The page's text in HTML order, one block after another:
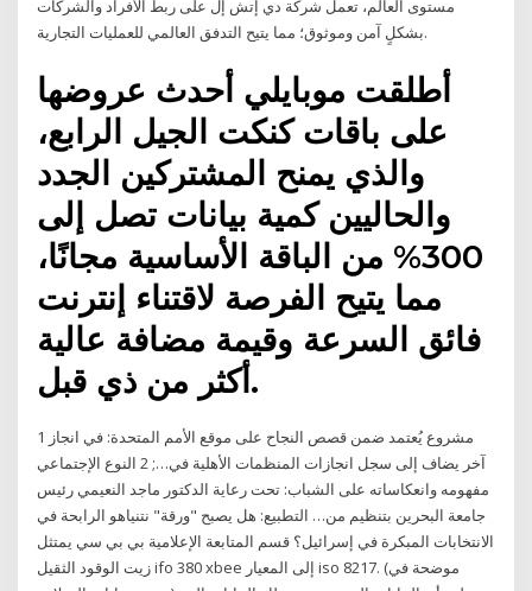
مستوى العالم، تعمل شركة دي إتش إل على ربط الأفراد والشركات
بشكلٍ آمن وموثوق؛ مما يتيح التدفق العالمي للعمليات التجارية.
أطلقت موبايلي أحدث عروضها
على باقات كنكت الجيل الرابع،
والذي يمنح المشتركين الجدد
والحاليين كمية بيانات تصل إلى
300% من الباقة الأساسية مجانًا،
مما يتيح الفرصة لاقتناء إنترنت
فائق السرعة وقيمة مضافة عالية
أكثر من ذي قبل.
1 مشروع يُعتمد ضمن قصص النجاح على موقع الأمم المتحدة: في انجاز
آخر يضاف إلى سجل انجازات المنظمات الأهلية في…; 2 النوع الإجتماعي
مفهومه وانعكاساته على الشباب: تحت رعاية الدكتور ماجد النعيمي رئيس
جامعة البحرين بتنظيم من… التطبيع: هل يصبح "ورقة" نتنياهو الرابحة في
الانتخابات المبكرة في إسرائيل؟ قسم المتابعة الإعلامية بي بي سي يمتثل
زيت الوقود الثقيل ifo 380 xbee إلى المعيار iso 8217. (موضحة في